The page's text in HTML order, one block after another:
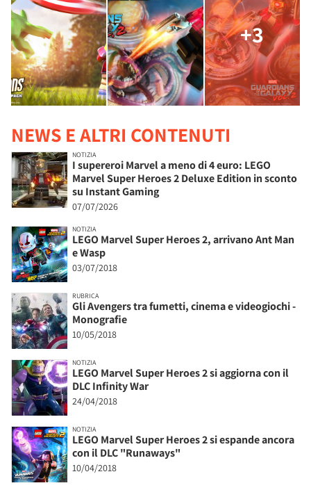
+3
NEWS E ALTRI CONTENUTI
NOTIZIA
I supereroi Marvel a meno di 4 euro: LEGO
Marvel Super Heroes 2 Deluxe Edition in sconto
su Instant Gaming
07/07/2026
NOTIZIA
LEGO Marvel Super Heroes 2, arrivano Ant Man
e Wasp
03/07/2018
RUBRICA
Gli Avengers tra fumetti, cinema e videogiochi -
Monografie
10/05/2018
NOTIZIA
LEGO Marvel Super Heroes 2 si aggiorna con il
DLC Infinity War
24/04/2018
NOTIZIA
LEGO Marvel Super Heroes 2 si espande ancora
con il DLC "Runaways"
10/04/2018